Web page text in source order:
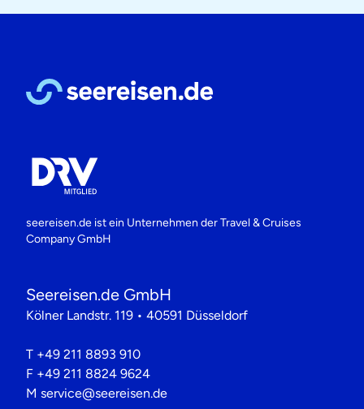
seereisen.de ist ein Unternehmen derTravel & Cruises
Company GmbH
Seereisen.de GmbH
Kölner Landstr. 119 • 40591 Düsseldorf
T +49 211 8893 910
F +49 211 8824 9624
M service@seereisen.de